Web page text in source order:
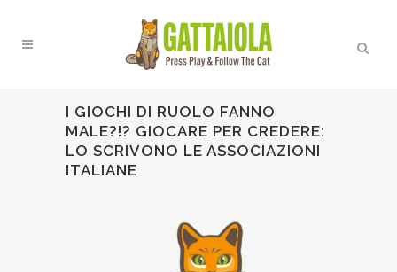
I GIOCHI DI RUOLO FANNO
MALE?!? GIOCARE PER CREDERE:
LO SCRIVONO LE ASSOCIAZIONI
ITALIANE